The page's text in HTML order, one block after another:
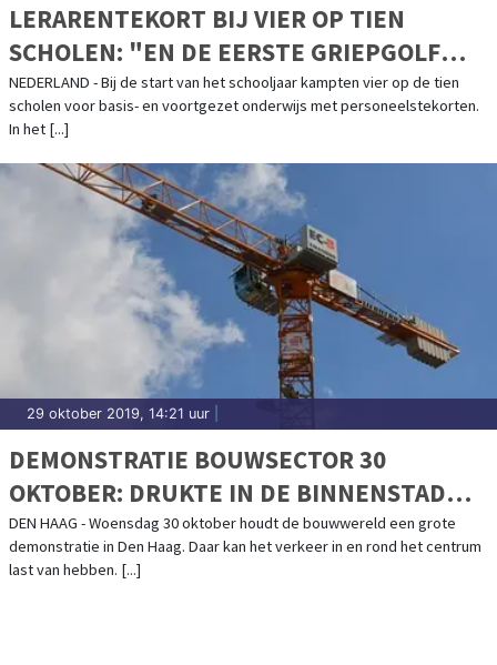
LERARENTEKORT BIJ VIER OP TIEN
SCHOLEN: "EN DE EERSTE GRIEPGOLF
MOET NOG KOMEN"
NEDERLAND - Bij de start van het schooljaar kampten vier op de tien
scholen voor basis- en voortgezet onderwijs met personeelstekorten.
In het [...]
29 oktober 2019, 14:21 uur
DEMONSTRATIE BOUWSECTOR 30
OKTOBER: DRUKTE IN DE BINNENSTAD
VAN DEN HAAG
DEN HAAG - Woensdag 30 oktober houdt de bouwwereld een grote
demonstratie in Den Haag. Daar kan het verkeer in en rond het centrum
last van hebben. [...]